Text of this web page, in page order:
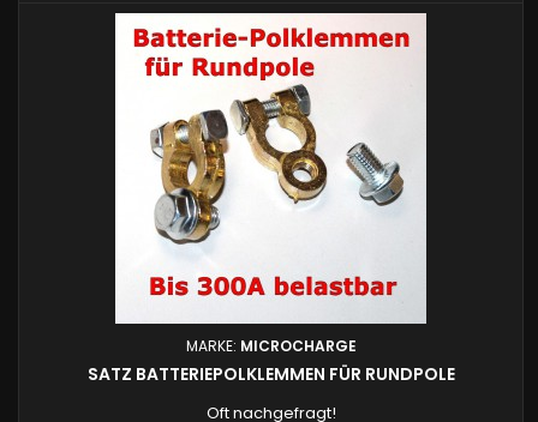
MARKE: MICROCHARGE
SATZ BATTERIEPOLKLEMMEN FÜR RUNDPOLE
Oft nachgefragt!